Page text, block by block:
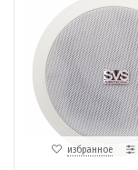
избранное